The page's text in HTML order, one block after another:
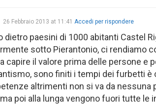
26 Febbraio 2013 at 11:41 Accedi per rispondere
dietro paesini di 1000 abitanti Castel
sotto Pierantonio, ci rendiamo
capire il valore prima delle persone e
sono finiti i tempi dei furbetti è
altrimenti non si va da
poi alla lunga vengono fuori tutte le